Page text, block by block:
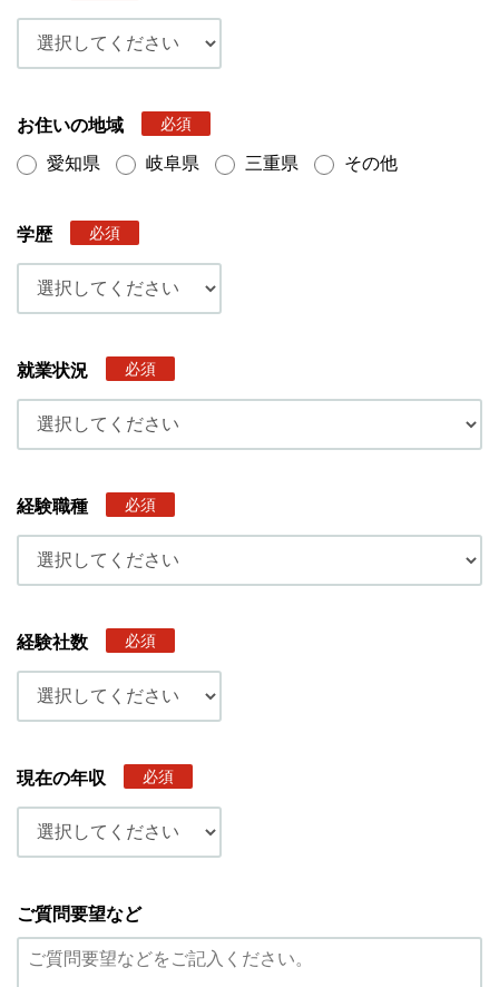
お住いの地域 必須
愛知県 岐阜県 三重県 その他
学歴 必須
就業状況 必須
経験職種 必須
経験社数 必須
現在の年収 必須
ご質問要望など